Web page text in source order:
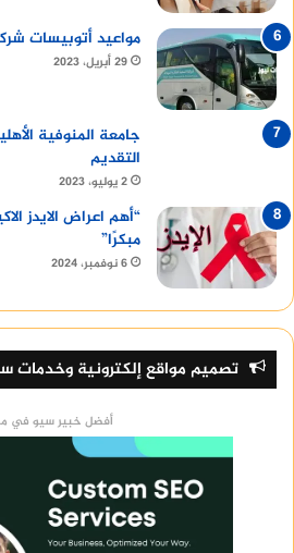
مواعيد أتوبيسات
29 أبريل، 2023
جامعة المنوفية
التقديم
2 يوليو، 2023
“أهم اعراض الايدز
مبكرًا”
6 نوفمبر، 2024
تصميم مواقع إلكترونية وخدمات
أفضل خبير سيو في